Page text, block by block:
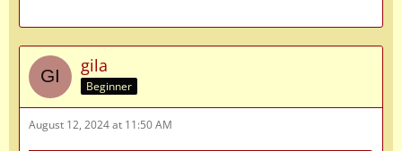
gila
Beginner
August 12, 2024 at 11:50 AM